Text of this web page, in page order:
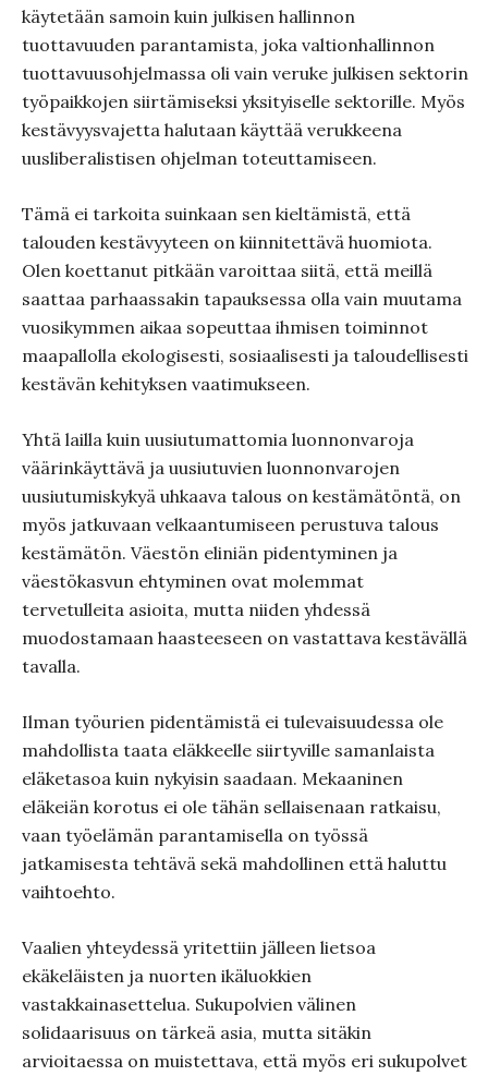
käytetään samoin kuin julkisen hallinnon
tuottavuuden parantamista, joka valtionhallinnon
tuottavuusohjelmassa oli vain veruke julkisen sektorin
työpaikkojen siirtämiseksi yksityiselle sektorille. Myös
kestävyysvajetta halutaan käyttää verukkeena
uusliberalistisen ohjelman toteuttamiseen.
Tämä ei tarkoita suinkaan sen kieltämistä, että
talouden kestävyyteen on kiinnitettävä huomiota.
Olen koettanut pitkään varoittaa siitä, että meillä
saattaa parhaassakin tapauksessa olla vain muutama
vuosikymmen aikaa sopeuttaa ihmisen toiminnot
maapallolla ekologisesti, sosiaalisesti ja taloudellisesti
kestävän kehityksen vaatimukseen.
Yhtä lailla kuin uusiutumattomia luonnonvaroja
väärinkäyttävä ja uusiutuvien luonnonvarojen
uusiutumiskykyä uhkaava talous on kestämätöntä, on
myös jatkuvaan velkaantumiseen perustuva talous
kestämätön. Väestön eliniän pidentyminen ja
väestökasvun ehtyminen ovat molemmat
tervetulleita asioita, mutta niiden yhdessä
muodostamaan haasteeseen on vastattava kestävällä
tavalla.
Ilman työurien pidentämistä ei tulevaisuudessa ole
mahdollista taata eläkkeelle siirtyville samanlaista
eläketasoa kuin nykyisin saadaan. Mekaaninen
eläkeiän korotus ei ole tähän sellaisenaan ratkaisu,
vaan työelämän parantamisella on työssä
jatkamisesta tehtävä sekä mahdollinen että haluttu
vaihtoehto.
Vaalien yhteydessä yritettiin jälleen lietsoa
ekäkeläisten ja nuorten ikäluokkien
vastakkainasettelua. Sukupolvien välinen
solidaarisuus on tärkeä asia, mutta sitäkin
arvioitaessa on muistettava, että myös eri sukupolvet